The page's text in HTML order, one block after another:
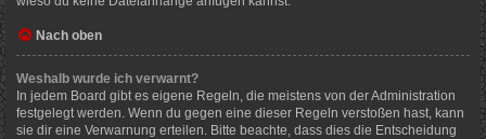
Nach oben
Weshalb wurde ich verwarnt?
In jedem Board gibt es eigene Regeln, die meistens von der Administration
festgelegt werden. Wenn du gegen eine dieser Regeln verstoßen hast, kann
sie dir eine Verwarnung erteilen. Bitte beachte, dass dies die Entscheidung